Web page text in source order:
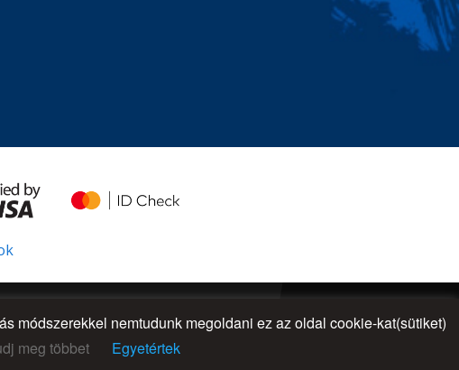
UP
módszerekkel nemtudunk megoldani ez az oldal cookie-kat(sütiket)
meg többet Egyetértek